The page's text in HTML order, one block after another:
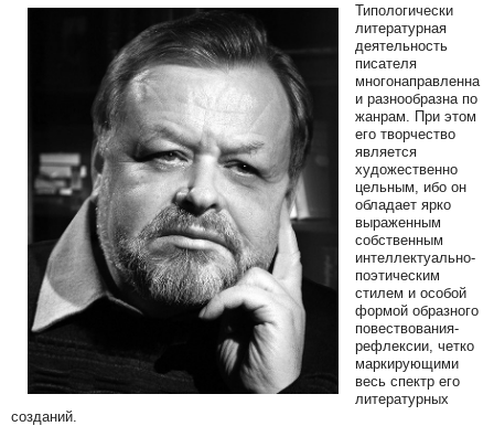
Типологически
литературная
деятельность
писателя
многонаправленна
и разнообразна по
жанрам. При этом
его творчество
является
художественно
цельным, ибо он
обладает ярко
выраженным
собственным
интеллектуально-
поэтическим
стилем и особой
формой образного
повествования-
рефлексии, четко
маркирующими
весь спектр его
литературных
созданий.